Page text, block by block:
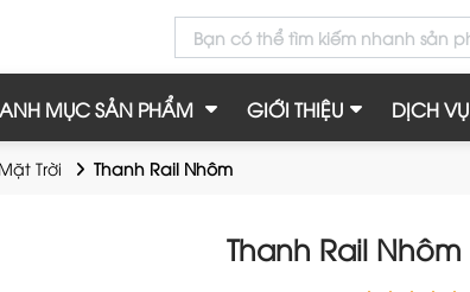
MỤC SẢN PHẨM GIỚI THIỆU DỊCH VỤ
Trời Thanh Rail Nhôm
Thanh Rail Nhôm